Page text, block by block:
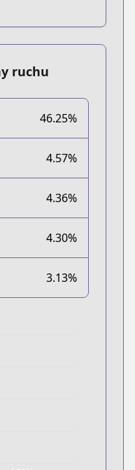
ruchu
46.25%
4.57%
4.36%
4.30%
3.13%